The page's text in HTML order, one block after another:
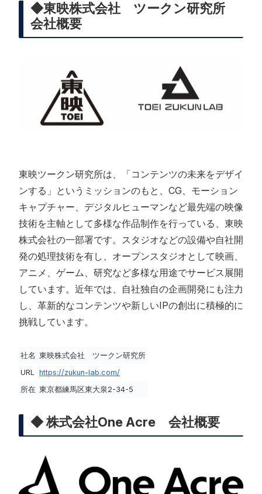
◆東映株式会社 ツークン研究所
会社概要
東映ツークン研究所は、「コンテンツの未来をデザイ
ンする」というミッションのもと、CG、モーション
キャプチャー、デジタルヒューマンなど最先端の映像
技術を主軸として多様な作品制作を行っている、東映
株式会社の一部署です。スタジオなどの設備や自社開
発の処理技術を有し、オープンスタジオとして映画、
アニメ、ゲーム、研究など多様な用途でサービス展開
しています。近年では、自社独自の企画開発にも注力
し、革新的なコンテンツや新しいIPの創出に積極的に
挑戦しています。
社名 東映株式会社 ツークン研究所
URL
https://zukun-lab.com/
所在 東京都練馬区東大泉2-34-5
◆ 株式会社One Acre 会社概要